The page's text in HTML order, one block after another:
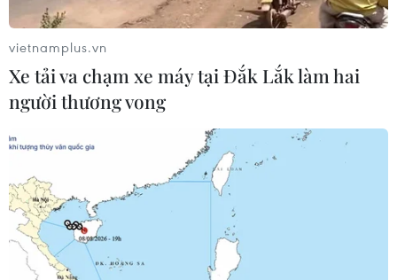
TIN CÙNG CHUYÊN MỤC
Tổng Bí thư, Chủ tịch nước Tô Lâm
lên đường thăm cấp Nhà nước
vietnamplus.vn
Xe tải va chạm xe máy tại Đắk Lắk làm hai
người thương vong